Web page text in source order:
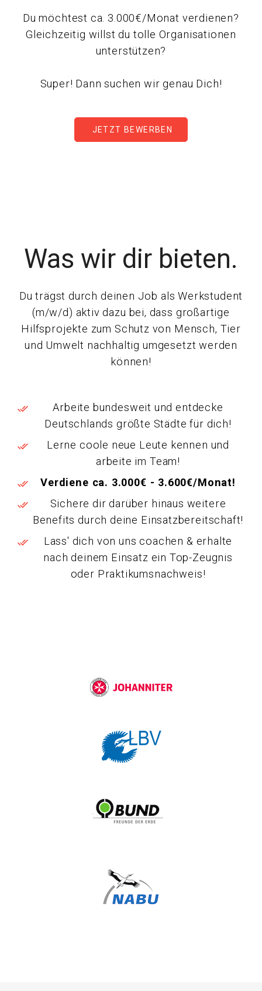
Du möchtest ca. 3.000€/Monat verdienen?
Gleichzeitig willst du tolle Organisationen
unterstützen?
Super! Dann suchen wir genau Dich!
JETZT BEWERBEN
Was wir dir bieten.
Du trägst durch deinen Job als Werkstudent
(m/w/d) aktiv dazu bei, dass großartige
Hilfsprojekte zum Schutz von Mensch, Tier
und Umwelt nachhaltig umgesetzt werden
können!
Arbeite bundesweit und entdecke
Deutschlands größte Städte für dich!
Lerne coole neue Leute kennen und
arbeite im Team!
Verdiene ca. 3.000€ - 3.600€/Monat!
Sichere dir darüber hinaus weitere
Benefits durch deine Einsatzbereitschaft!
Lass' dich von uns coachen & erhalte
nach deinem Einsatz ein Top-Zeugnis
oder Praktikumsnachweis!